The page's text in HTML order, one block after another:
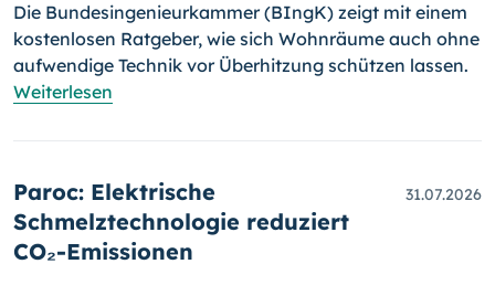
Die Bundesingenieurkammer (BIngK) zeigt mit einem
kostenlosen Ratgeber, wie sich Wohnräume auch ohne
aufwendige Technik vor Überhitzung schützen lassen.
Weiterlesen
Paroc: Elektrische
Schmelztechnologie reduziert
CO₂-Emissionen
31.07.2026